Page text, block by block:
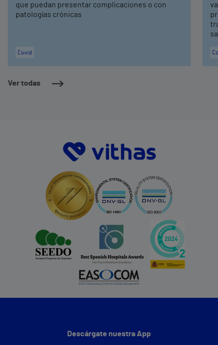
Ver todas
que puedan presentar complicaciones o con
patologías crónicas
Covid
Descárgate nuestra App